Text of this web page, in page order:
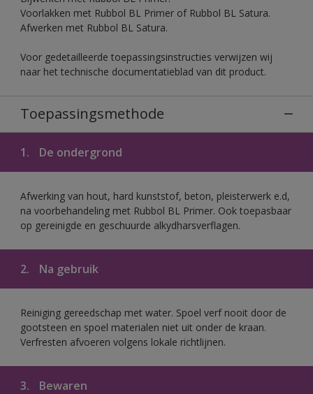
Voorlakken met Rubbol BL Primer of Rubbol BL Satura.
Afwerken met Rubbol BL Satura.
Voor gedetailleerde toepassingsinstructies verwijzen wij
naar het technische documentatieblad van dit product.
Toepassingsmethode
1. De ondergrond
Afwerking van hout, hard kunststof, beton, pleisterwerk e.d,
na voorbehandeling met Rubbol BL Primer. Ook toepasbaar
op gereinigde en geschuurde alkydharsverflagen.
2. Na gebruik
Reiniging gereedschap met water. Spoel verf nooit door de
gootsteen en spoel materialen niet uit onder de kraan.
Verfresten afvoeren volgens lokale richtlijnen.
3. Bewaren